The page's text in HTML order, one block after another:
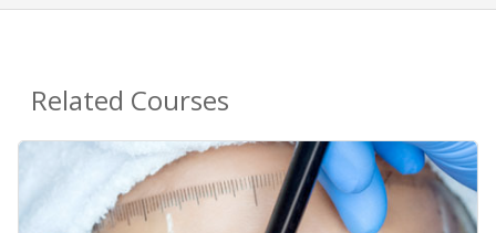
Related Courses